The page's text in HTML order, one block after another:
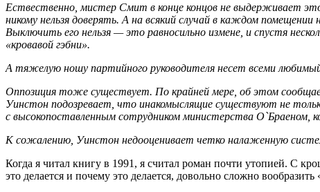
Ествественно, мистер Смит в конце концов не выдерживает
никому нельзя доверять. А на всякий случай в каждом
Выключить его нельзя — это равносильно измене, и спустя
«кровавой гэбни».
А тяжелую ношу партийного руководителя несет всеми
Оппозиция тоже существует. По крайней мере, об этом
Уинстон подозревает, что инакомыслящие существуют не
с высокопоставленным сотрудником министерства О`Браеном,
К сожалению, Уинстон недооценивает четко налаженную
Когда я читал книгу в 1991, я считал роман почти утопией. С
это делается и почему это делается, довольно сложно